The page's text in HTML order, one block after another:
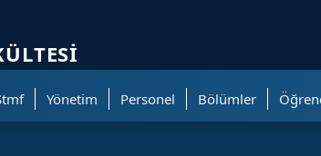
Yönetim Personel Bölümler